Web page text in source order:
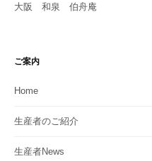
大阪 和泉 伯舟庵
ご案内
Home
生産者のご紹介
生産者News